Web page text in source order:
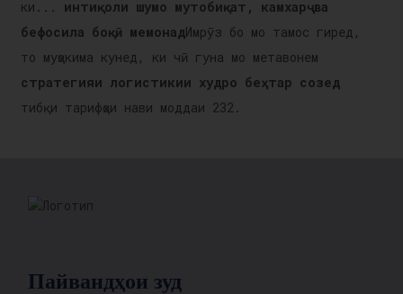
ки... интиқоли шумо мутобиқат, камхарҷ ва
бефосила боқӣ мемонадИмрӯз бо мо тамос гиред,
то муҳокима кунед, ки чӣ гуна мо метавонем
стратегияи логистикии худро беҳтар созед
тибқи тарифҳои нави моддаи 232.
Пайвандҳои зуд